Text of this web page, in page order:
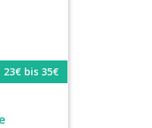
23€ bis 35€